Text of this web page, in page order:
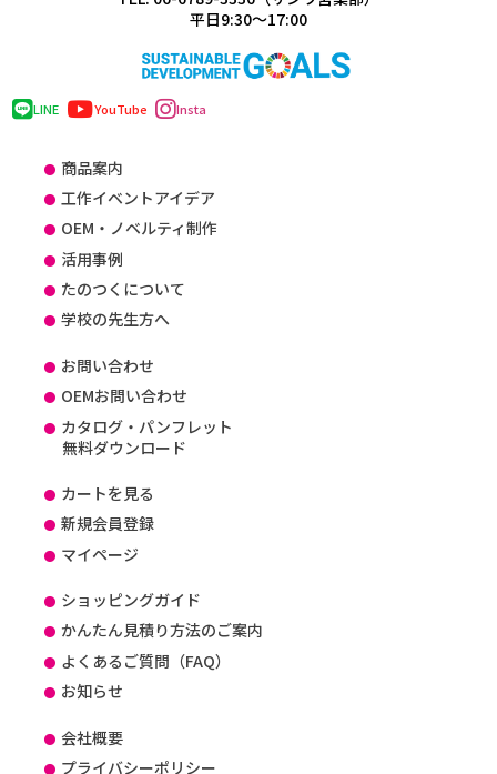
平日9:30～17:00
LINE YouTube Insta
商品案内
工作イベントアイデア
OEM・ノベルティ制作
活用事例
たのつくについて
学校の先生方へ
お問い合わせ
OEMお問い合わせ
カタログ・パンフレット
無料ダウンロード
カートを見る
新規会員登録
マイページ
ショッピングガイド
かんたん見積り方法のご案内
よくあるご質問（FAQ）
お知らせ
会社概要
プライバシーポリシー